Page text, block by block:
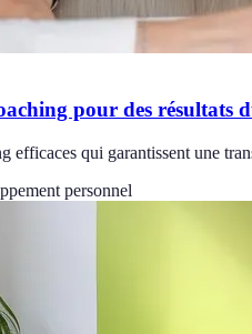
pour des résultats
efficaces qui garantissent une
personnel